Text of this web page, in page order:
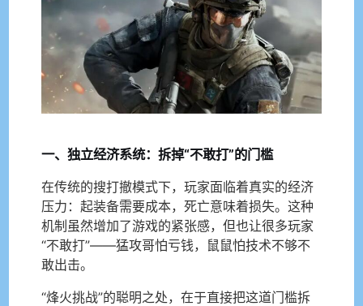
一、独立经济系统：拆掉“不敢打”的门槛
在传统的搜打撤模式下，玩家面临着真实的经济
压力：起装备需要成本，死亡意味着损失。这种
机制虽然增加了游戏的紧张感，但也让很多玩家
“不敢打”——猛攻哥怕亏钱，鼠鼠怕技术不够不
敢出击。
“烽火挑战”的聪明之处，在于直接把这道门槛拆